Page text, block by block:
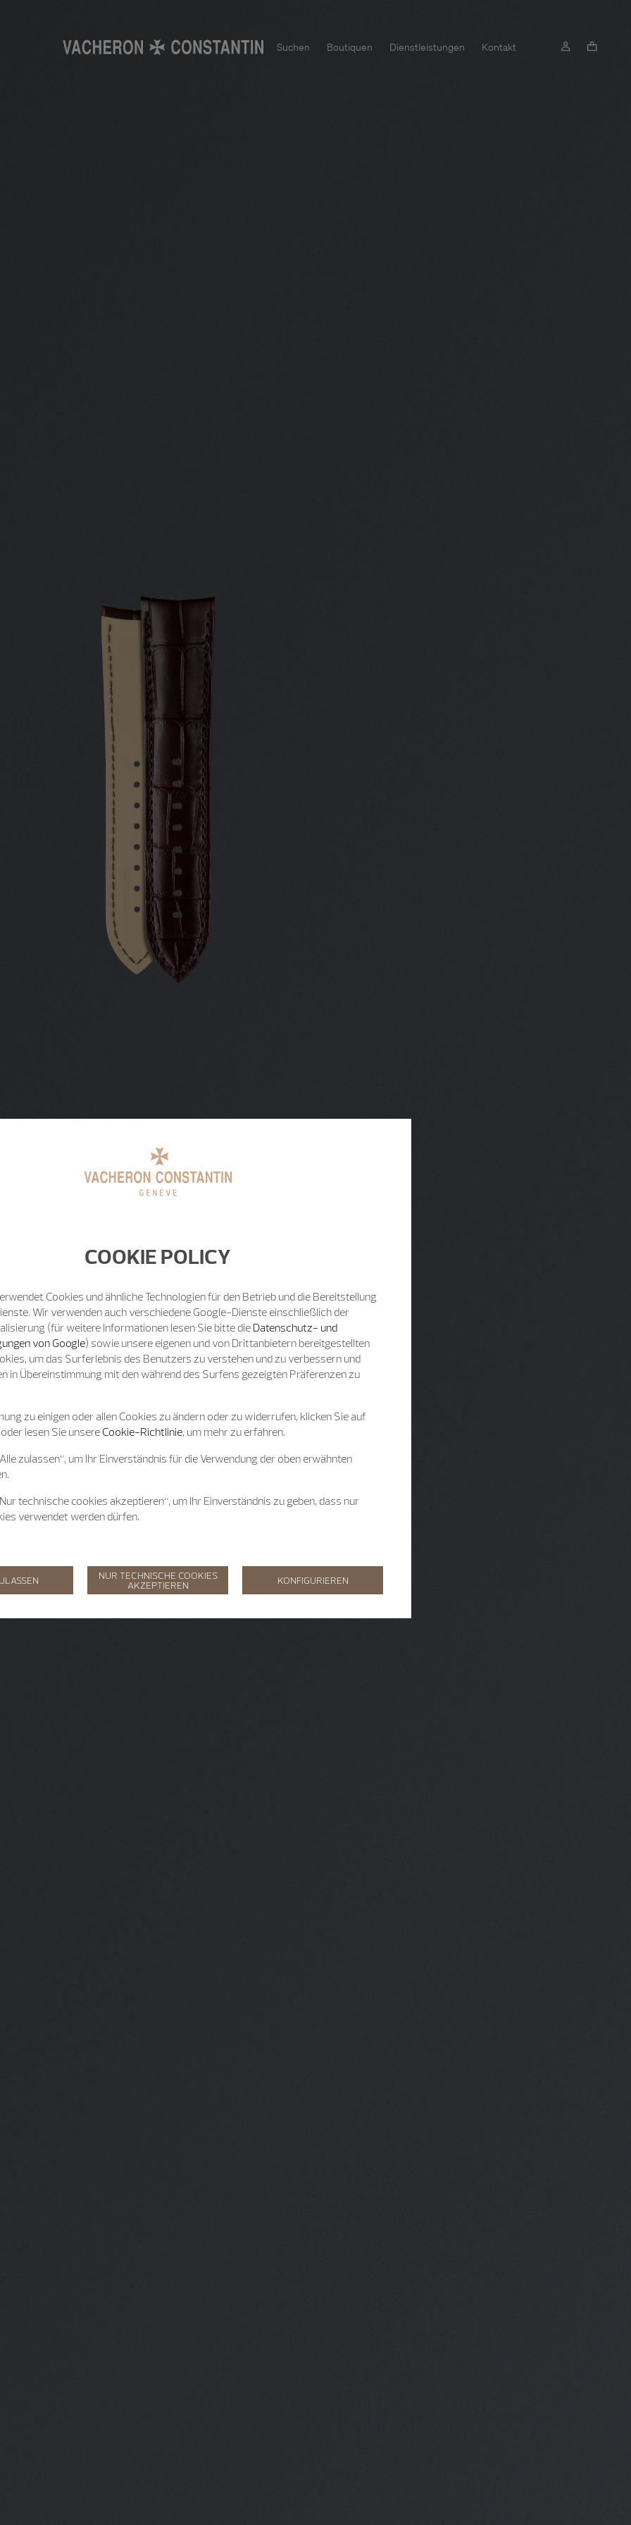
Suchen Boutiquen Dienstleistungen Kontakt
COOKIE POLICY
Cookies und ähnliche Technologien für den Betrieb und die Bereitstellung
Wir verwenden auch verschiedene Google-Dienste einschließlich der
(für weitere Informationen lesen Sie bitte die Datenschutz- und
von Google) sowie unsere eigenen und von Drittanbietern bereitgestellten
um das Surferlebnis des Benutzers zu verstehen und zu verbessern und
in Übereinstimmung mit den während des Surfens gezeigten Präferenzen zu
zu einigen oder allen Cookies zu ändern oder zu widerrufen, klicken Sie auf
lesen Sie unsere Cookie-Richtlinie, um mehr zu erfahren.
zulassen“, um Ihr Einverständnis für die Verwendung der oben erwähnten
technische cookies akzeptieren“, um Ihr Einverständnis zu geben, dass nur
verwendet werden dürfen.
NUR TECHNISCHE COOKIES
AKZEPTIEREN KONFIGURIEREN